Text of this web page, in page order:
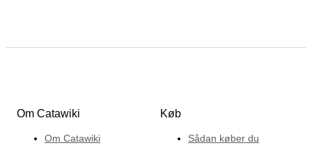
Om Catawiki
Om Catawiki
Køb
Sådan køber du